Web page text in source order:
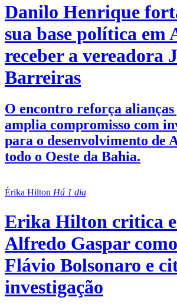
Danilo Henrique
sua base política em
receber a vereadora
Barreiras
O encontro reforça
amplia compromisso com
para o desenvolvimento de
todo o Oeste da Bahia.
Érika Hilton Há 1 dia
Erika Hilton critica
Alfredo Gaspar
Flávio Bolsonaro e
investigação